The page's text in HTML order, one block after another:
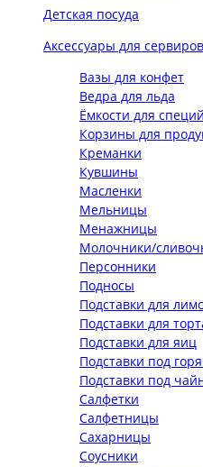
Детская посуда
Аксессуары для
Вазы для конфет
Ведра для льда
Ёмкости для специй
Корзины для
Креманки
Кувшины
Масленки
Мельницы
Менажницы
Молочники/
Персонники
Подносы
Подставки для
Подставки для
Подставки для яиц
Подставки под
Подставки под
Салфетки
Салфетницы
Сахарницы
Соусники